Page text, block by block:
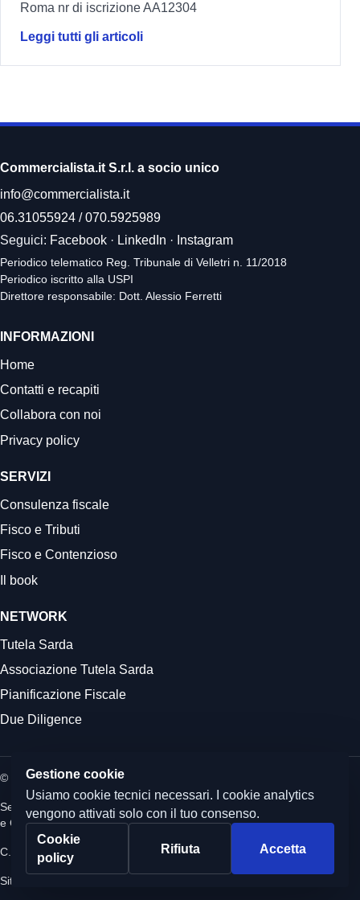
Roma nr di iscrizione AA12304
Leggi tutti gli articoli
Commercialista.it S.r.l. a socio unico
info@commercialista.it
06.31055924 /070.5925989
Seguici: Facebook · LinkedIn · Instagram
Periodico telematico Reg. Tribunale di Velletri n. 11/2018
Periodico iscritto alla USPI
Direttore responsabile: Dott. Alessio Ferretti
INFORMAZIONI
Home
Contatti e recapiti
Collabora con noi
Privacy policy
SERVIZI
Consulenza fiscale
Fisco e Tributi
Fisco e Contenzioso
Il book
NETWORK
Tutela Sarda
Associazione Tutela Sarda
Pianificazione Fiscale
Due Diligence
© 2026 Commercialista.it
Sede legale: Via Boezio 4c, Roma - Sedi operative: Albano Laziale
e Quartu Sant'Elena
C.F. e P.IVA 12059071006 - Capitale sociale i.v. 10.000 euro
Sito realizzato da
Gestione cookie
Usiamo cookie tecnici necessari. I cookie analytics
vengono attivati solo con il tuo consenso.
Cookie
policy
Rifiuta Accetta